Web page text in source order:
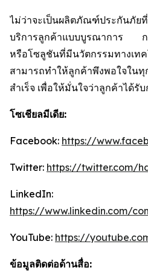
ไม่ว่าจะเป็นผลิตภัณฑ์ประกันภัย
บริการลูกค้าแบบบูรณาการ กร
หรือโซลูชันที่มีนวัตกรรมทาง
สามารถทำให้ลูกค้าพึงพอใจใน
สำเร็จ เพื่อให้มั่นใจว่าลูกค้าได้รั
โซเชียลมีเดีย:
Facebook: https://
Twitter: https://twitter.com/
LinkedIn:
https://www.linkedin.com/
YouTube: https://
ข้อมูลติดต่อด้านสื่อ: